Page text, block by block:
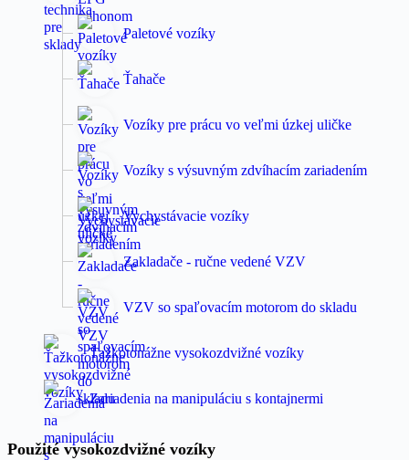
Paletové vozíky
Ťahače
Vozíky pre prácu vo veľmi úzkej uličke
Vozíky s výsuvným zdvíhacím zariadením
Vychystávacie vozíky
Zakladače - ručne vedené VZV
VZV so spaľovacím motorom do skladu
Ťažkotonážne vysokozdvižné vozíky
Zariadenia na manipuláciu s kontajnermi
Použité vysokozdvižné vozíky